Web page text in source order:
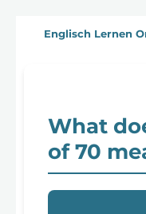
Hauptinhalt
Englisch Lernen
What
of 70